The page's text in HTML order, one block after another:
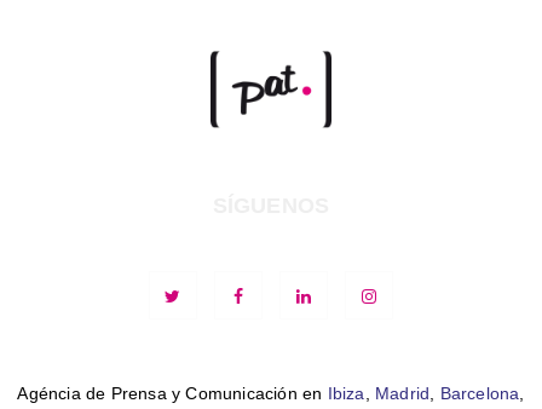
Agéncia de Prensa y Comunicación en Ibiza, Madrid, Barcelona,